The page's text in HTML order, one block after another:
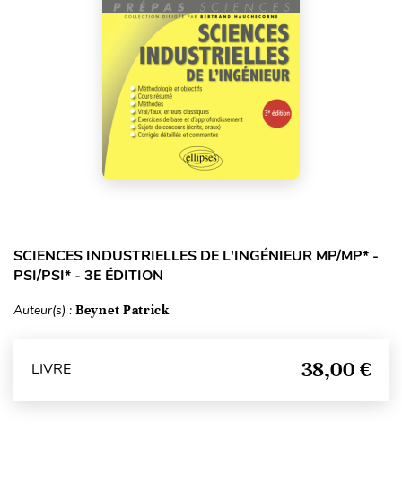
SCIENCES INDUSTRIELLES DE L'INGÉNIEUR MP/MP* -
PSI/PSI* - 3E ÉDITION
Auteur(s) : Beynet Patrick
LIVRE 38,00 €